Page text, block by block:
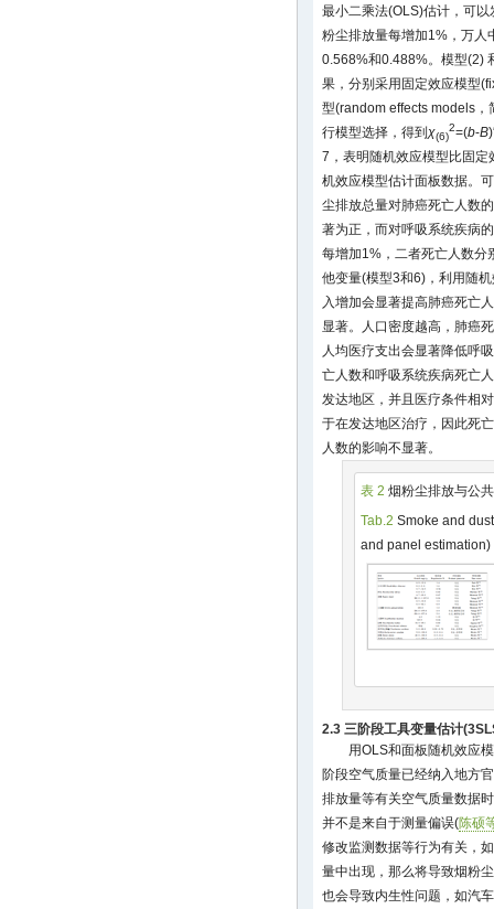
最小二乘法(OLS)估计，可
粉尘排放量每增加1%，万人
0.568%和0.488%。模型(2)
果，分别采用固定效应模型
型(random effects models
行模型选择，得到 χ(6)
2=(b-B
7，表明随机效应模型比固
机效应模型估计面板数据。
尘排放总量对肺癌死亡人数
著为正，而对呼吸系统疾病
每增加1%，二者死亡人数
他变量(模型3和6)，利用随
入增加会显著提高肺癌死亡
显著。人口密度越高，肺癌
人均医疗支出会显著降低呼
亡人数和呼吸系统疾病死亡
发达地区，并且医疗条件相
于在发达地区治疗，因此死
人数的影响不显著。
表 2 烟粉尘排放与公
Tab.2 Smoke and
and panel estimation)
2.3 三阶段工具变量估计
用OLS和面板随机效应
阶段空气质量已经纳入地方
排放量等有关空气质量数据
并不是来自于测量偏误(陈硕
修改监测数据等行为有关，
量中出现，那么将导致烟粉
也会导致内生性问题，如汽